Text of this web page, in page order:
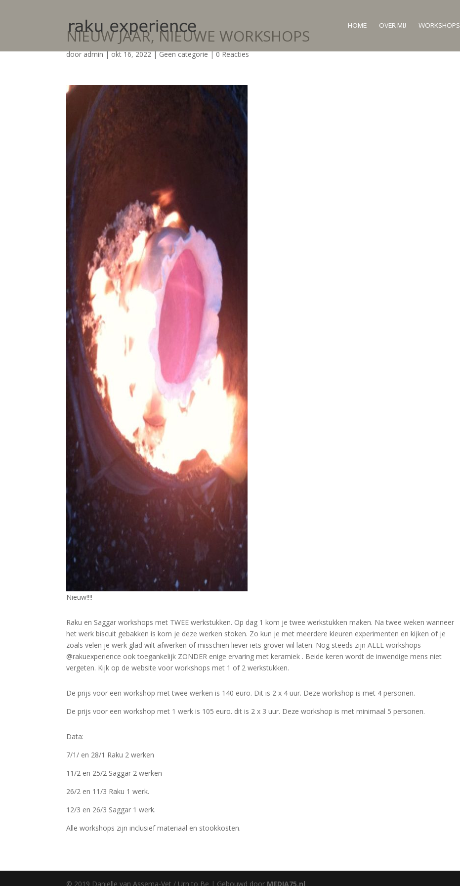
HOME OVER MIJ WORKSHOPS
NIEUW JAAR, NIEUWE WORKSHOPS
dooradmin|okt 16, 2022|Geen categorie|0 Reacties
Nieuw!!!!
Raku en Saggar workshops met TWEE werkstukken. Op dag 1 kom je twee werkstukken maken. Na twee weken wanneer
het werk biscuit gebakken is kom je deze werken stoken. Zo kun je met meerdere kleuren experimenten en kijken of je
zoals velen je werk glad wilt afwerken of misschien liever iets grover wil laten. Nog steeds zijn ALLE workshops
@rakuexperience ook toegankelijk ZONDER enige ervaring met keramiek . Beide keren wordt de inwendige mens niet
vergeten. Kijk op de website voor workshops met 1 of 2 werkstukken.
De prijs voor een workshop met twee werken is 140 euro. Dit is 2 x 4 uur. Deze workshop is met 4 personen.
De prijs voor een workshop met 1 werk is 105 euro. dit is 2 x 3 uur. Deze workshop is met minimaal 5 personen.
Data:
7/1/ en 28/1 Raku 2 werken
11/2 en 25/2 Saggar 2 werken
26/2 en 11/3 Raku 1 werk.
12/3 en 26/3 Saggar 1 werk.
Alle workshops zijn inclusief materiaal en stookkosten.
© 2019 Danielle van Assema-Vet / Urn to Be | Gebouwd door MEDIA75.nl